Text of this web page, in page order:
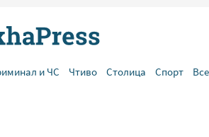
и ЧС Чтиво Столица Спорт